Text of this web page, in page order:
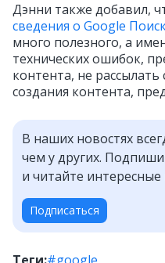
Дэнни также добавил,
сведения о Google
много полезного, а
технических ошибок,
контента, не
создания контента,
В наших новостях
чем у других.
и читайте
Подписаться